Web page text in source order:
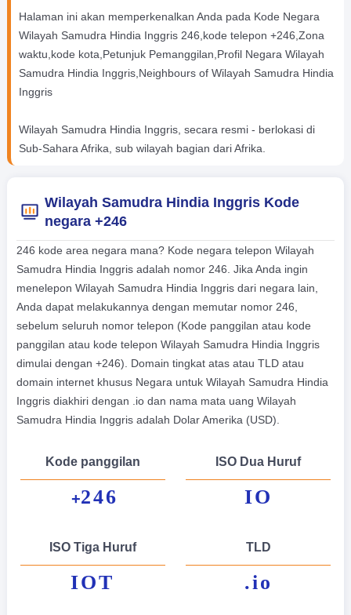
Halaman ini akan memperkenalkan Anda pada Kode Negara
Wilayah Samudra Hindia Inggris 246,kode telepon +246,Zona
waktu,kode kota,Petunjuk Pemanggilan,Profil Negara Wilayah
Samudra Hindia Inggris,Neighbours of Wilayah Samudra Hindia
Inggris
Wilayah Samudra Hindia Inggris, secara resmi - berlokasi di
Sub-Sahara Afrika, sub wilayah bagian dari Afrika.
Wilayah Samudra Hindia Inggris Kode
negara +246
246 kode area negara mana? Kode negara telepon Wilayah
Samudra Hindia Inggris adalah nomor 246. Jika Anda ingin
menelepon Wilayah Samudra Hindia Inggris dari negara lain,
Anda dapat melakukannya dengan memutar nomor 246,
sebelum seluruh nomor telepon (Kode panggilan atau kode
panggilan atau kode telepon Wilayah Samudra Hindia Inggris
dimulai dengan +246). Domain tingkat atas atau TLD atau
domain internet khusus Negara untuk Wilayah Samudra Hindia
Inggris diakhiri dengan .io dan nama mata uang Wilayah
Samudra Hindia Inggris adalah Dolar Amerika (USD).
Kode panggilan
+246
ISO Dua Huruf
IO
ISO Tiga Huruf
IOT
TLD
.io